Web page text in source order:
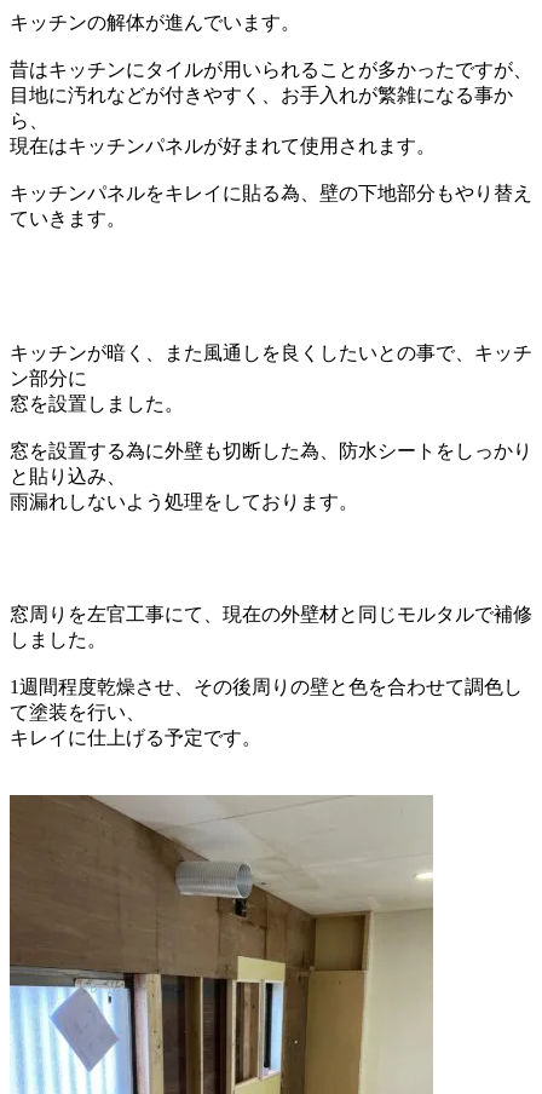
キッチンの解体が進んでいます。
昔はキッチンにタイルが用いられることが多かったですが、
目地に汚れなどが付きやすく、 お手入れが繁雑になる事か
ら、
現在はキッチンパネルが好まれて使用されます。
キッチンパネルをキレイに貼る為、 壁の下地部分もやり替え
ていきます。
キッチンが暗く、また風通しを良くしたいとの事で、 キッチ
ン部分に
窓を設置しました。
窓を設置する為に外壁も切断した為、
防水シートをしっかり
と貼り込み、
雨漏れしないよう処理をしております。
窓周りを左官工事にて、現在の外壁材と 同じモルタルで補修
しました。
1週間程度乾燥させ、その後周りの壁と色を合わせて調色し
て塗装を行い、
キレイに仕上げる予定です。